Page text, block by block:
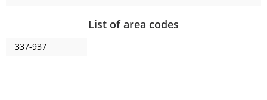
List of area codes
337-937